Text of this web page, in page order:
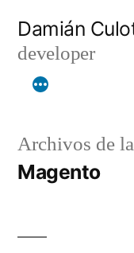
contenido
Damián
developer
Archivos de
Magento